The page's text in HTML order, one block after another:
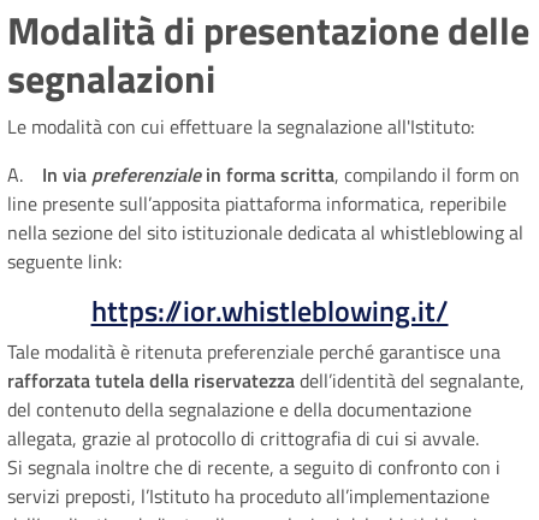
Modalità di presentazione delle
segnalazioni
Le modalità con cui effettuare la segnalazione all'Istituto:
A. In via preferenzialein forma scritta, compilando il form on
line presente sull’apposita piattaforma informatica, reperibile
nella sezione del sito istituzionale dedicata al whistleblowing al
seguente link:
https://ior.whistleblowing.it/
Tale modalità è ritenuta preferenziale perché garantisce una
rafforzata tutela della riservatezzadell’identità del segnalante,
del contenuto della segnalazione e della documentazione
allegata, grazie al protocollo di crittografia di cui si avvale.
Si segnala inoltre che di recente, a seguito di confronto con i
servizi preposti, l’Istituto ha proceduto all’implementazione